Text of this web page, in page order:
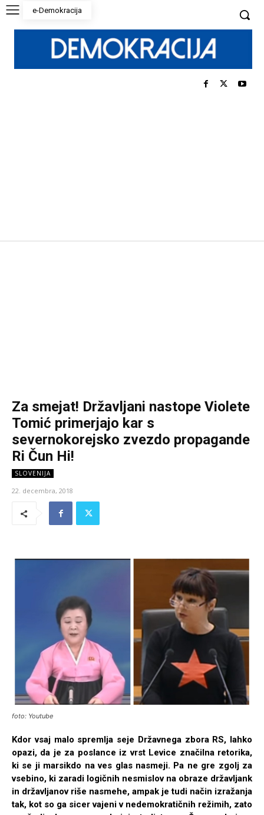
e-Demokracija
Za smejat! Državljani nastope Violete
Tomić primerjajo kar s
severnokorejsko zvezdo propagande
Ri Čun Hi!
SLOVENIJA
22. decembra, 2018
foto: Youtube
Kdor vsaj malo spremlja seje Državnega zbora RS, lahko
opazi, da je za poslance iz vrst Levice značilna retorika,
ki se ji marsikdo na ves glas nasmeji. Pa ne gre zgolj za
vsebino, ki zaradi logičnih nesmislov na obraze državljank
in državljanov riše nasmehe, ampak je tudi način izražanja
tak, kot so ga sicer vajeni v nedemokratičnih režimih, zato